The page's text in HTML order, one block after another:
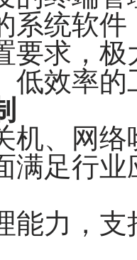
系统软
要求，
低效率的
机、网
满足行业
能力，